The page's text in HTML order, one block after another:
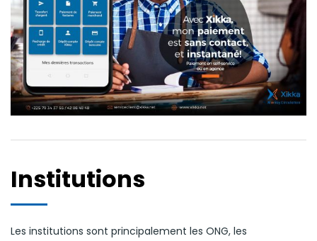
Institutions
Les institutions sont principalement les ONG, les